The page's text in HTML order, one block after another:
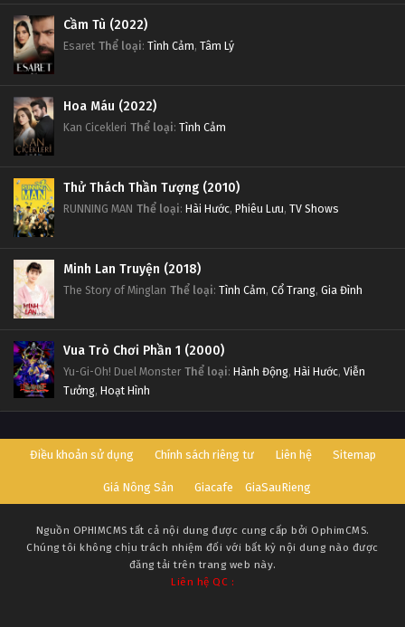
Cầm Tù (2022)
Esaret Thể loại: Tình Cảm, Tâm Lý
Hoa Máu (2022)
Kan Cicekleri Thể loại: Tình Cảm
Thử Thách Thần Tượng (2010)
RUNNING MAN Thể loại: Hài Hước, Phiêu Lưu, TV Shows
Minh Lan Truyện (2018)
The Story of Minglan Thể loại: Tình Cảm, Cổ Trang, Gia Đình
Vua Trò Chơi Phần 1 (2000)
Yu-Gi-Oh! Duel Monster Thể loại: Hành Động, Hài Hước, Viễn
Tưởng, Hoạt Hình
Điều khoản sử dụng Chính sách riêng tư Liên hệ Sitemap
Giá Nông Sản Giacafe GiaSauRieng
Nguồn OPHIMCMS tất cả nội dung được cung cấp bởi OphimCMS.
Chúng tôi không chịu trách nhiệm đối với bất kỳ nội dung nào được
đăng tải trên trang web này.
Liên hệ QC :